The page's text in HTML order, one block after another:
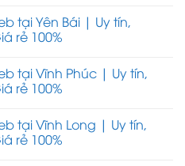
tại Yên Bái | Uy tín,
rẻ 100%
tại Vĩnh Phúc | Uy tín,
rẻ 100%
tại Vĩnh Long | Uy tín,
rẻ 100%